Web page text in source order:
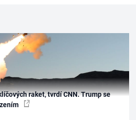
raket, tvrdí CNN. Trump se